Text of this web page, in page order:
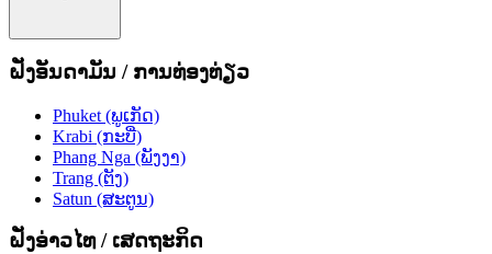
ຝັ່ງອັນດາມັນ / ການທ່ອງທ່ຽວ
Phuket (ພູເກັດ)
Krabi (ກະບີ່)
Phang Nga (ພັງງາ)
Trang (ຕັງ)
Satun (ສະຕູນ)
ຝັ່ງອ່າວໄທ / ເສດຖະກິດ